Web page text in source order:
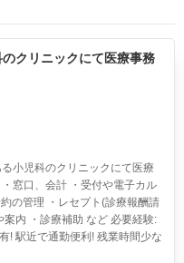
クリニックにて医療事務
小児科のクリニックにて医療
窓口、会計 ・受付や電子カル
の管理 ・レセプト(診療報酬請
内 ・診療補助 など 必要経験:
! 駅近で通勤便利! 残業時間少な